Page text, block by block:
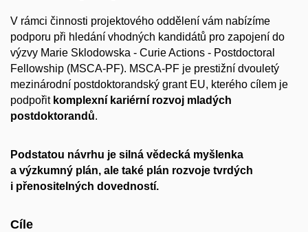
V rámci činnosti projektového oddělení vám nabízíme
podporu při hledání vhodných kandidátů pro zapojení do
výzvy Marie Sklodowska - Curie Actions - Postdoctoral
Fellowship (MSCA-PF). MSCA-PF je prestižní dvouletý
mezinárodní postdoktorandský grant EU, kterého cílem je
podpořit komplexní kariérní rozvoj mladých
postdoktorandů.
Podstatou návrhu je silná vědecká myšlenka
a výzkumný plán, ale také plán rozvoje tvrdých
i přenositelných dovedností.
Cíle